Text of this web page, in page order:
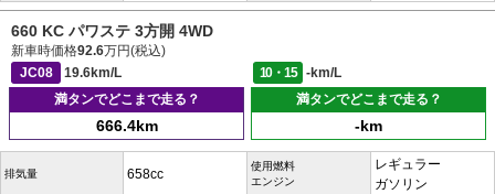
660 KC パワステ 3方開 4WD
新車時価格92.6万円(税込)
JC08
19.6km/L 10・15
-km/L
満タンでどこまで走る？
666.4km
満タンでどこまで走る？
-km
排気量 658cc
使用燃料
エンジン
レギュラー
ガソリン